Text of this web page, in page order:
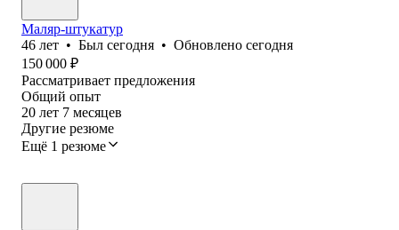
Маляр-штукатур
46 лет • Был сегодня • Обновлено сегодня
150 000 ₽
Рассматривает предложения
Общий опыт
20 лет 7 месяцев
Другие резюме
Ещё 1 резюме